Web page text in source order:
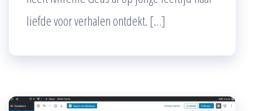
liefde voor verhalen ontdekt. […]